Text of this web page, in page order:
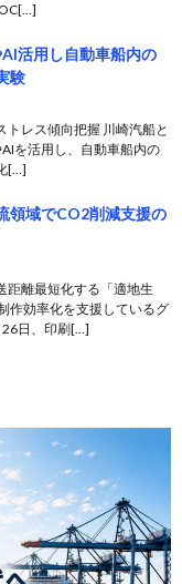
活用し自動車船内の
験
レス傾向把握 川崎汽船と
を活用し、自動車船内の
[…]
領域でCO2削減支援の
距離最短化する「適地生
作効率化を支援しているグ
26日、印刷[…]